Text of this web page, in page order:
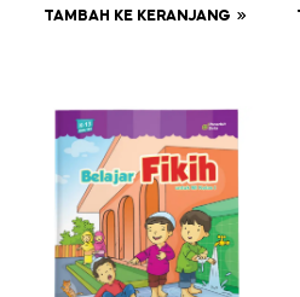
TAMBAH KE KERANJANG